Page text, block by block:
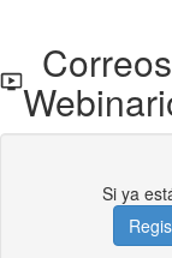
Si ya